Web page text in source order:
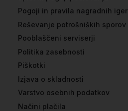
Pogoji in pravila nagradnih iger
Reševanje potrošniških sporov
Pooblaščeni serviserji
Politika zasebnosti
Piškotki
Izjava o skladnosti
Varstvo osebnih podatkov
Načini plačila